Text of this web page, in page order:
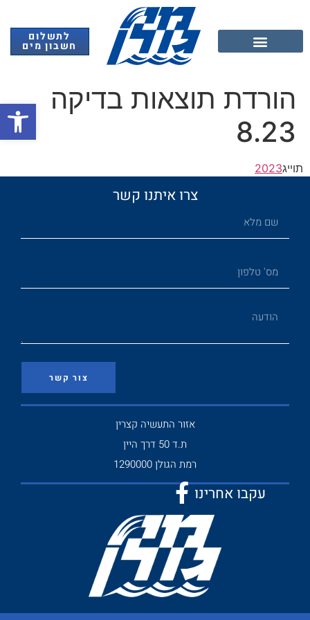
לתשלום
חשבון מים
הורדת תוצאות בדיקה
8.23
תוייג2023
צרו איתנו קשר
צור קשר
אזור התעשיה קצרין
ת.ד 50 דרך היין
רמת הגולן 1290000
עקבו אחרינו